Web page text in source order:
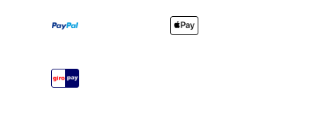
Mappa del sito
Registra il tuo prodotto